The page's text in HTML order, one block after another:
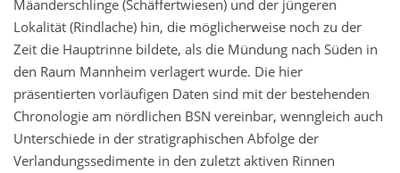
Mäanderschlinge (Schäffertwiesen) und der jüngeren
Lokalität (Rindlache) hin, die möglicherweise noch zu der
Zeit die Hauptrinne bildete, als die Mündung nach Süden in
den Raum Mannheim verlagert wurde. Die hier
präsentierten vorläufigen Daten sind mit der bestehenden
Chronologie am nördlichen BSN vereinbar, wenngleich auch
Unterschiede in der stratigraphischen Abfolge der
Verlandungssedimente in den zuletzt aktiven Rinnen